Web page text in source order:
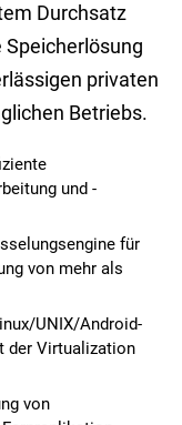
Durchsatz
privaten
Betriebs.
und -
für
von mehr als
UNIX/Android-
der Virtualization
von